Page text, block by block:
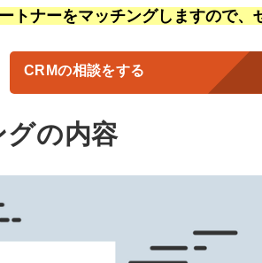
トナーをマッチングしますので、
CRMの相談をする
の内容